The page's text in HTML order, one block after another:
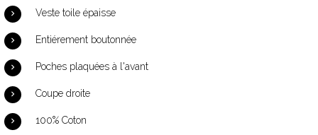
Veste toile épaisse
Entiérement boutonnée
Poches plaquées à l'avant
Coupe droite
100% Coton